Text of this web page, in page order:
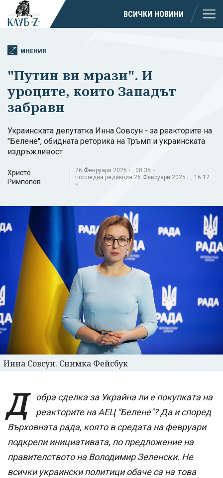
ВСИЧКИ НОВИНИ
МНЕНИЯ
"Путин ви мрази". И
уроците, които Западът
забрави
Украинската депутатка Инна Совсун - за реакторите на
"Белене", обидната реторика на Тръмп и украинската
издръжливост
Христо
Римпопов
26 Февруари 2025 г., 08:35 ч.
последна редакция 26 Февруари 2025 г., 16:12
ч.
Инна Совсун. Снимка Фейсбук
Д
обра сделка за Украйна ли е покупката на
реакторите на АЕЦ "Белене"? Да и според
Върховната рада, която в средата на февруари
подкрепи инициативата, по предложение на
правителството на Володимир Зеленски. Не
всички украински политици обаче са на това